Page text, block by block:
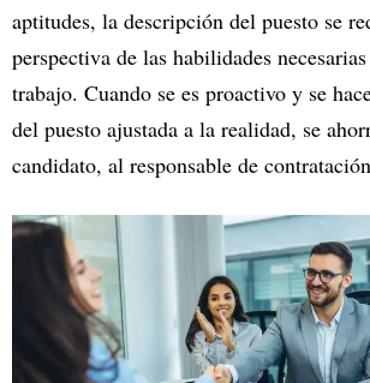
aptitudes, la descripción del puesto se
perspectiva de las habilidades
trabajo. Cuando se es proactivo y se
del puesto ajustada a la realidad, se
candidato, al responsable de